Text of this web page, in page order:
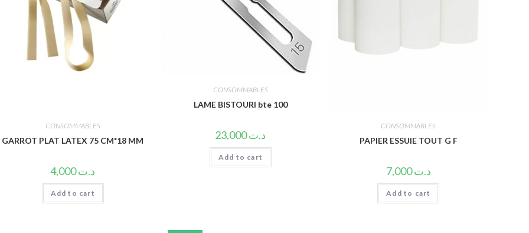
CONSOMMABLES
GARROT PLAT LATEX 75 CM*18 MM
د.ت4,000
Add to cart
CONSOMMABLES
LAME BISTOURI bte 100
د.ت23,000
Add to cart
CONSOMMABLES
PAPIER ESSUIE TOUT G F
د.ت7,000
Add to cart